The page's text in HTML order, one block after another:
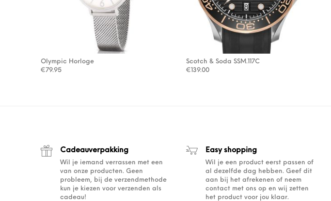
Olympic Horloge
€79.95
Scotch & Soda SSM.117C
€139.00
Cadeauverpakking
Wil je iemand verrassen met een
van onze producten. Geen
probleem, bij de verzendmethode
kun je kiezen voor verzenden als
cadeau!
Easy shopping
Wil je een product eerst passen of
al dezelfde dag hebben. Geef dit
aan bij het afrekenen of neem
contact met ons op en wij zetten
het product voor jou klaar.